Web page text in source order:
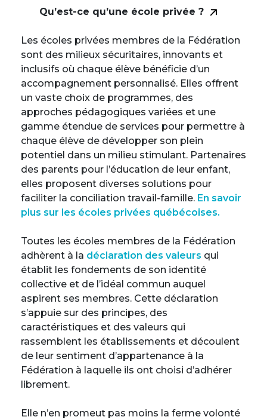
Qu’est-ce qu’une école privée ?
Les écoles privées membres de la Fédération
sont des milieux sécuritaires, innovants et
inclusifs où chaque élève bénéficie d’un
accompagnement personnalisé. Elles offrent
un vaste choix de programmes, des
approches pédagogiques variées et une
gamme étendue de services pour permettre à
chaque élève de développer son plein
potentiel dans un milieu stimulant. Partenaires
des parents pour l’éducation de leur enfant,
elles proposent diverses solutions pour
faciliter la conciliation travail-famille. En savoir
plus sur les écoles privées québécoises.
Toutes les écoles membres de la Fédération
adhèrent à la déclaration des valeurs qui
établit les fondements de son identité
collective et de l’idéal commun auquel
aspirent ses membres. Cette déclaration
s’appuie sur des principes, des
caractéristiques et des valeurs qui
rassemblent les établissements et découlent
de leur sentiment d’appartenance à la
Fédération à laquelle ils ont choisi d’adhérer
librement.
Elle n’en promeut pas moins la ferme volonté